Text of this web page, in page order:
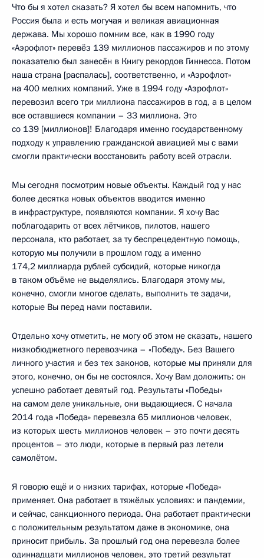
Что бы я хотел сказать? Я хотел бы всем напомнить, что
Россия была и есть могучая и великая авиационная
держава. Мы хорошо помним все, как в 1990 году
«Аэрофлот» перевёз 139 миллионов пассажиров и по этому
показателю был занесён в Книгу рекордов Гиннесса. Потом
наша страна [распалась], соответственно, и «Аэрофлот»
на 400 мелких компаний. Уже в 1994 году «Аэрофлот»
перевозил всего три миллиона пассажиров в год, а в целом
все оставшиеся компании – 33 миллиона. Это
со 139 [миллионов]! Благодаря именно государственному
подходу к управлению гражданской авиацией мы с вами
смогли практически восстановить работу всей отрасли.
Мы сегодня посмотрим новые объекты. Каждый год у нас
более десятка новых объектов вводится именно
в инфраструктуре, появляются компании. Я хочу Вас
поблагодарить от всех лётчиков, пилотов, нашего
персонала, кто работает, за ту беспрецедентную помощь,
которую мы получили в прошлом году, а именно
174,2 миллиарда рублей субсидий, которые никогда
в таком объёме не выделялись. Благодаря этому мы,
конечно, смогли многое сделать, выполнить те задачи,
которые Вы перед нами поставили.
Отдельно хочу отметить, не могу об этом не сказать, нашего
низкобюджетного перевозчика – «Победу». Без Вашего
личного участия и без тех законов, которые мы приняли для
этого, конечно, он бы не состоялся. Хочу Вам доложить: он
успешно работает девятый год. Результаты «Победы»
на самом деле уникальные, они выдающиеся. С начала
2014 года «Победа» перевезла 65 миллионов человек,
из которых шесть миллионов человек – это почти десять
процентов – это люди, которые в первый раз летели
самолётом.
Я говорю ещё и о низких тарифах, которые «Победа»
применяет. Она работает в тяжёлых условиях: и пандемии,
и сейчас, санкционного периода. Она работает практически
с положительным результатом даже в экономике, она
приносит прибыль. За прошлый год она перевезла более
одиннадцати миллионов человек, это третий результат